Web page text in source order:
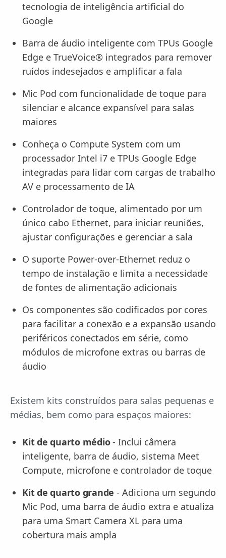
tecnologia de inteligência artificial do
Google
Barra de áudio inteligente com TPUs Google
Edge e TrueVoice® integrados para remover
ruídos indesejados e amplificar a fala
Mic Pod com funcionalidade de toque para
silenciar e alcance expansível para salas
maiores
Conheça o Compute System com um
processador Intel i7 e TPUs Google Edge
integradas para lidar com cargas de trabalho
AV e processamento de IA
Controlador de toque, alimentado por um
único cabo Ethernet, para iniciar reuniões,
ajustar configurações e gerenciar a sala
O suporte Power-over-Ethernet reduz o
tempo de instalação e limita a necessidade
de fontes de alimentação adicionais
Os componentes são codificados por cores
para facilitar a conexão e a expansão usando
periféricos conectados em série, como
módulos de microfone extras ou barras de
áudio
Existem kits construídos para salas pequenas e
médias, bem como para espaços maiores:
Kit de quarto médio- Inclui câmera
inteligente, barra de áudio, sistema Meet
Compute, microfone e controlador de toque
Kit de quarto grande - Adiciona um segundo
Mic Pod, uma barra de áudio extra e atualiza
para uma Smart Camera XL para uma
cobertura mais ampla